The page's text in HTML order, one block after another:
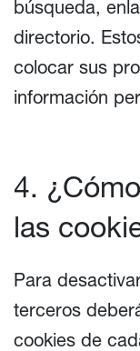
búsqueda,
directorio.
colocar sus
información
4.
las
Para
terceros
cookies de